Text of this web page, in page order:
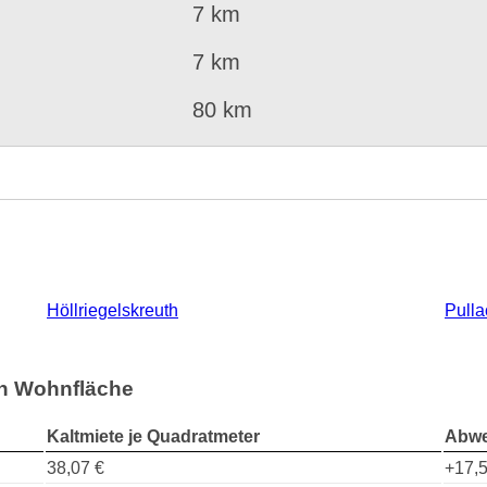
7 km
7 km
80 km
Höllriegelskreuth
Wohnfläche
Kaltmiete je Quadratmeter
38,07 €